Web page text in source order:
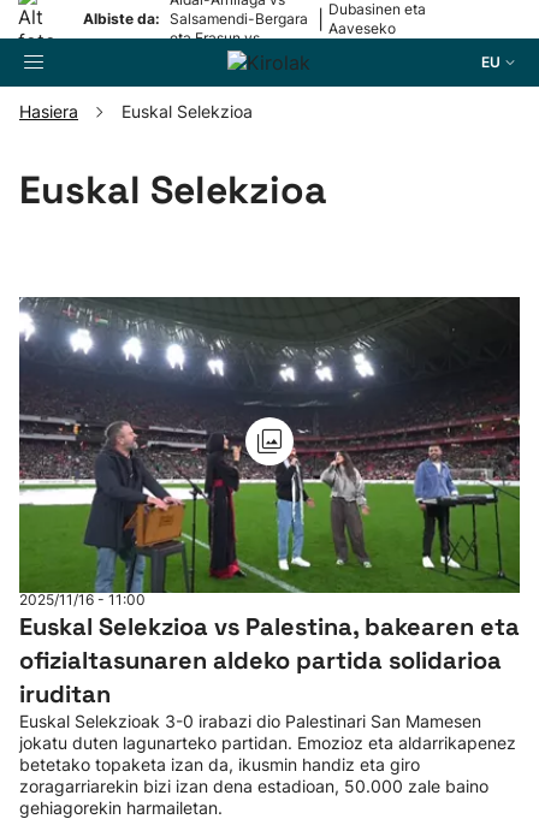
Albiste da: Salsamendi-Bergara
eta Erasun vs
Gaminde
Dubasinen eta
Aaveseko
EU
Pilota
Arrauna
Saskibaloia
Txirrindularitza
Herri-kirolak
Eskubaloia
Kirolak 360
Atletismoa
Hasiera Euskal Selekzioa
Euskal Selekzioa
2025/11/16 - 11:00
Euskal Selekzioa vs Palestina, bakearen eta
ofizialtasunaren aldeko partida solidarioa
iruditan
Euskal Selekzioak 3-0 irabazi dio Palestinari San Mamesen
jokatu duten lagunarteko partidan. Emozioz eta aldarrikapenez
betetako topaketa izan da, ikusmin handiz eta giro
zoragarriarekin bizi izan dena estadioan, 50.000 zale baino
gehiagorekin harmailetan.